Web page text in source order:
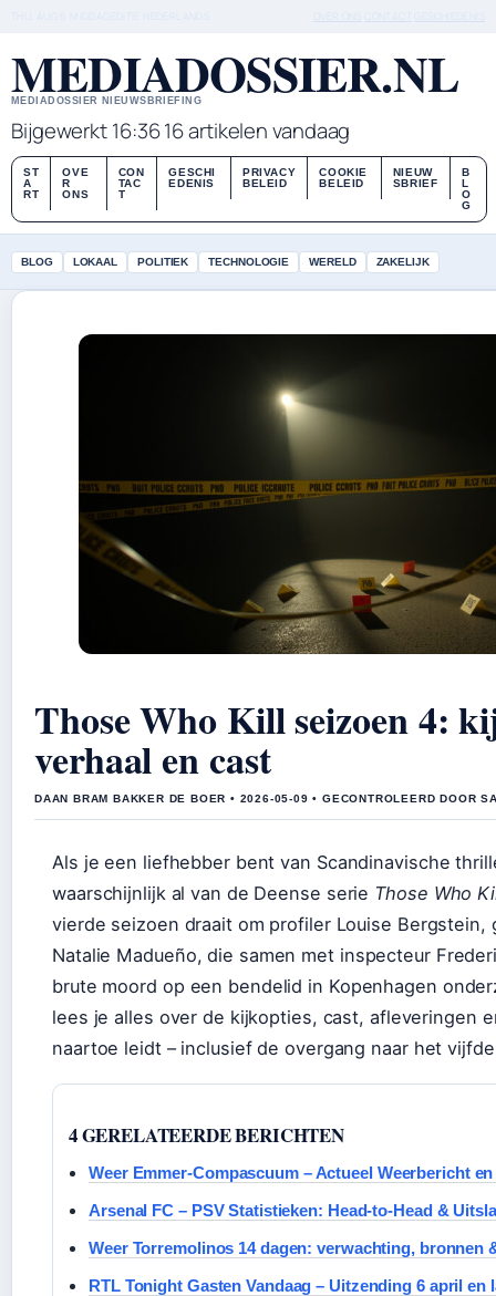
MEDIADOSSIER.NL
MEDIADOSSIER NIEUWSBRIEFING
Bijgewerkt 16:3616 artikelen vandaag
ST
A
RT
OVE
R
ONS
CON
TAC
T
GESCHI
EDENIS
PRIVACY
BELEID
COOKIE
BELEID
NIEUW
SBRIEF
B
L
O
G
BLOG LOKAAL POLITIEK TECHNOLOGIE WERELD ZAKELIJK
Those Who Kill seizoen 4:
verhaal en cast
DAAN BRAM BAKKER DE BOER • 2026-05-09 • GECONTROLEERD DOOR
Als je een liefhebber bent van Scandinavische
waarschijnlijk al van de Deense serie Those Who
vierde seizoen draait om profiler Louise Bergstein,
Natalie Madueño, die samen met inspecteur
brute moord op een bendelid in Kopenhagen
lees je alles over de kijkopties, cast, afleveringen
naartoe leidt – inclusief de overgang naar het
4 GERELATEERDE BERICHTEN
Weer Emmer-Compascuum – Actueel Weerbericht
Arsenal FC – PSV Statistieken: Head-to-Head &
Weer Torremolinos 14 dagen: verwachting, bronnen
RTL Tonight Gasten Vandaag – Uitzending 6 april en